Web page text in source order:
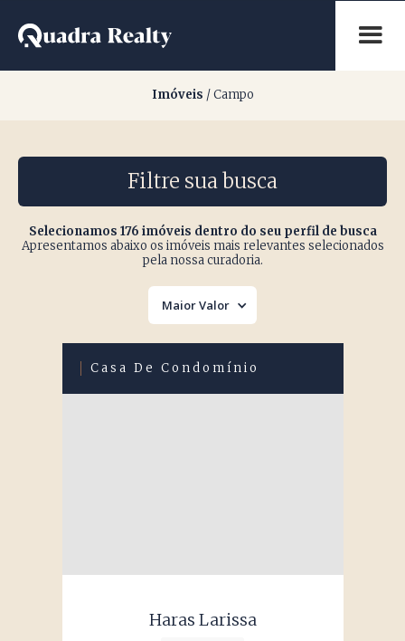
Imóveis no Campo
Imóveis / Campo
Filtre sua busca
Selecionamos 176 imóveis dentro do seu perfil de busca
Apresentamos abaixo os imóveis mais relevantes selecionados
pela nossa curadoria.
Maior Valor
Casa De Condomínio
Haras Larissa